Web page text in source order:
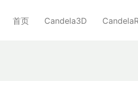
首页 Candela3D